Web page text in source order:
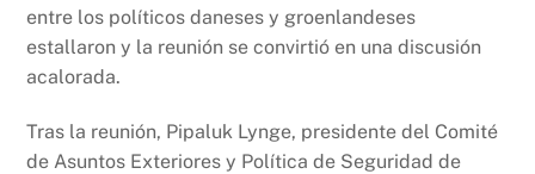
entre los políticos daneses y groenlandeses
estallaron y la reunión se convirtió en una discusión
acalorada.
Tras la reunión, Pipaluk Lynge, presidente del Comité
de Asuntos Exteriores y Política de Seguridad de